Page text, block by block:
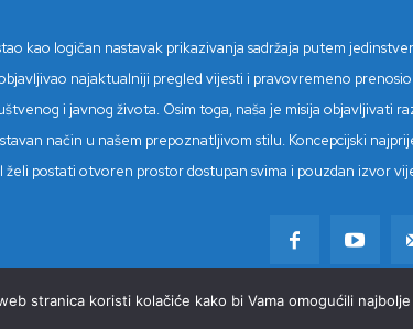
kao logičan nastavak prikazivanja sadržaja putem
najaktualniji pregled vijesti i pravovremeno
i javnog života. Osim toga, naša je misija objavljivati
način u našem prepoznatljivom stilu. Koncepcijski
želi postati otvoren prostor dostupan svima i pouzdan izvor
stranica koristi kolačiće kako bi Vama omogućili